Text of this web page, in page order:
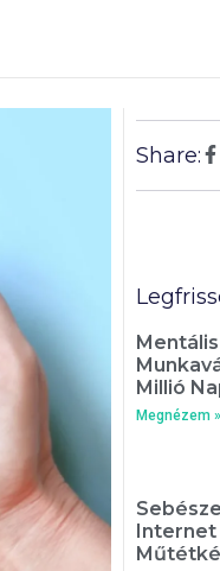
Share:
Millió
Megnézem
Internet